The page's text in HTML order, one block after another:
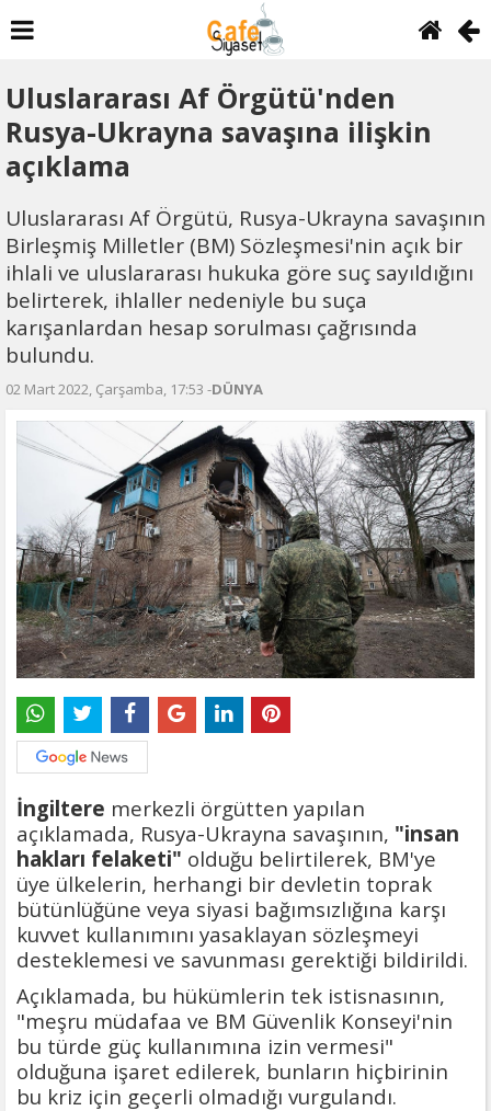
Uluslararası Af Örgütü'nden
Rusya-Ukrayna savaşına ilişkin
açıklama
Uluslararası Af Örgütü, Rusya-Ukrayna savaşının
Birleşmiş Milletler (BM) Sözleşmesi'nin açık bir
ihlali ve uluslararası hukuka göre suç sayıldığını
belirterek, ihlaller nedeniyle bu suça
karışanlardan hesap sorulması çağrısında
bulundu.
02 Mart 2022, Çarşamba, 17:53 -DÜNYA
İngiltere merkezli örgütten yapılan
açıklamada, Rusya-Ukrayna savaşının, "insan
hakları felaketi" olduğu belirtilerek, BM'ye
üye ülkelerin, herhangi bir devletin toprak
bütünlüğüne veya siyasi bağımsızlığına karşı
kuvvet kullanımını yasaklayan sözleşmeyi
desteklemesi ve savunması gerektiği bildirildi.
Açıklamada, bu hükümlerin tek istisnasının,
"meşru müdafaa ve BM Güvenlik Konseyi'nin
bu türde güç kullanımına izin vermesi"
olduğuna işaret edilerek, bunların hiçbirinin
bu kriz için geçerli olmadığı vurgulandı.